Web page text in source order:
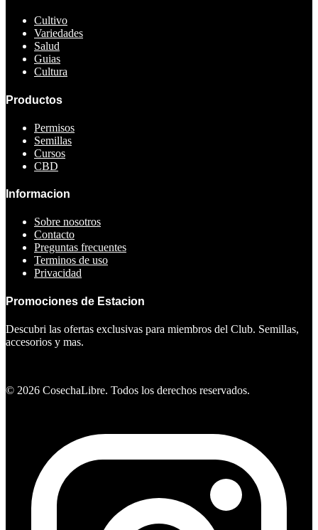
Cultivo
Variedades
Salud
Guias
Cultura
Productos
Permisos
Semillas
Cursos
CBD
Informacion
Sobre nosotros
Contacto
Preguntas frecuentes
Terminos de uso
Privacidad
Promociones de Estacion
Descubri las ofertas exclusivas para miembros del Club. Semillas,
accesorios y mas.
© 2026 CosechaLibre. Todos los derechos reservados.